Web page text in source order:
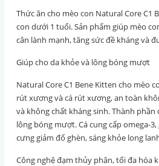
Thức ăn cho mèo con Natural Core C1
con dưới 1 tuổi. Sản phẩm giúp mèo
cân lành mạnh, tăng sức đề kháng và
Giúp cho da khỏe và lông bóng mượt
Natural Core C1 Bene Kitten cho mèo
rút xương và cá rút xương, an toàn
và không chất kháng sinh. Thành phần
lông bóng mượt. Cá cung cấp omega-
cưng giảm đổ ghèn, sáng khỏe long
Công nghệ đạm thủy phân, tối đa hóa